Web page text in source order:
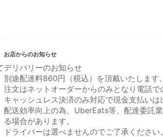
お店からのお知らせ
デリバリーのお知らせ
別途配達料860円（税込）を頂戴いたします。
注文はネットオーダーからのみとなり電話で
キャッシュレス決済のみ対応で現金支払いは
配送効率向上の為、UberEats等、配達委託
る場合があります。
ドライバーは選べませんのでご了承ください。